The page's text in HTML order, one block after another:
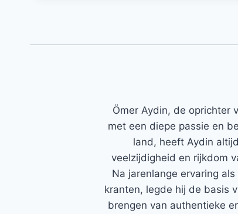
Ömer Aydin, de oprichter
met een diepe passie en
land, heeft Aydin
veelzijdigheid en rijkdom
Na jarenlange ervaring
kranten, legde hij de basis
brengen van authentieke